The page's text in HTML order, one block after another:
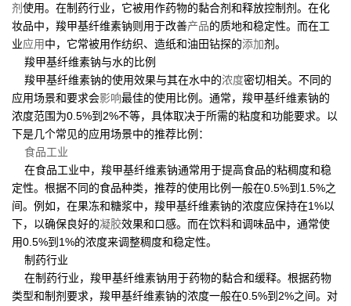
剂使用。在制药行业，它被用作药物的黏合剂和释放控制剂。在化
妆品中，羧甲基纤维素钠则用于改善产品的质地和稳定性。而在工
业应用中，它常被用作纺织、造纸和油田钻探的添加剂。
羧甲基纤维素钠与水的比例
羧甲基纤维素钠的使用效果与其在水中的浓度密切相关。不同的
应用场景和要求会影响最佳的使用比例。通常，羧甲基纤维素钠的
浓度范围为0.5%到2%不等，具体取决于所需的粘度和功能要求。以
下是几个常见的应用场景中的推荐比例：
食品工业
在食品工业中，羧甲基纤维素钠通常用于提高食品的粘稠度和稳
定性。根据不同的食品种类，推荐的使用比例一般在0.5%到1.5%之
间。例如，在果冻和糖浆中，羧甲基纤维素钠的浓度应保持在1%以
下，以确保良好的凝胶效果和口感。而在饮料和调味品中，通常使
用0.5%到1%的浓度来调整稠度和稳定性。
制药行业
在制药行业，羧甲基纤维素钠用于药物的黏合和缓释。根据药物
类型和制剂要求，羧甲基纤维素钠的浓度一般在0.5%到2%之间。对